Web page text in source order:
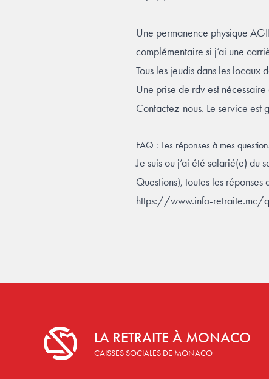
Une permanence physique
complémentaire si j’ai une
Tous les jeudis dans les
Une prise de rdv est
Contactez-nous. Le service est
FAQ : Les réponses à mes
Je suis ou j’ai été salarié(e) du
Questions), toutes les
https://www.info-retraite.mc/
La retraite à monaco
LA RETRAITE À MONACO
CAISSES SOCIALES DE MONACO